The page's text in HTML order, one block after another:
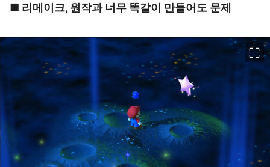
■ 리메이크, 원작과 너무 똑같이 만들어도 문제